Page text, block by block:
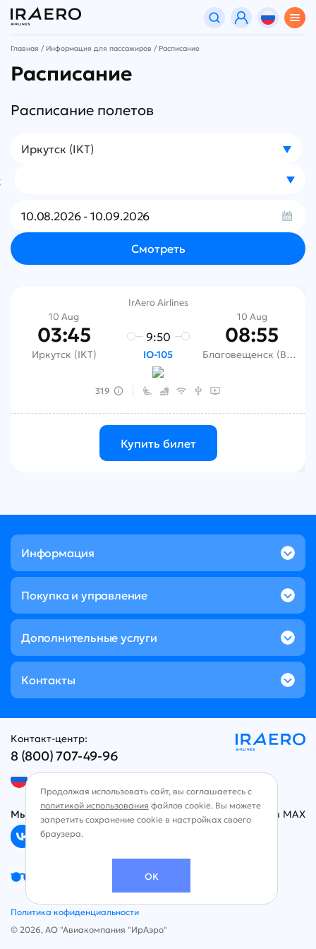
Главная Информация для пассажиров Расписание
Расписание
Расписание полетов
Иркутск (IKT)
IrAero Airlines
10 Aug
03:45
Иркутск (IKT)
9:50
IO-105
10 Aug
08:55
Благовещенск (BQS)
319
Купить билет
Информация
Покупка и управление
Дополнительные услуги
Контакты
Контакт-центр:
8 (800) 707-49-96
Мы в социальных сетях Чат в MAX
Версия для слабовидящих
Политика кофиденциальности
© 2026, АО "Авиакомпания "ИрАэро"
Продолжая использовать сайт, вы соглашаетесь с
политикой использования файлов cookie. Вы можете
запретить сохранение cookie в настройках своего
браузера.
OK